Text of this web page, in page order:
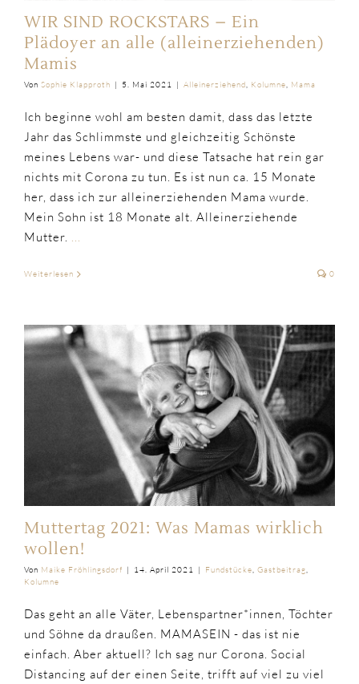
WIR SIND ROCKSTARS – Ein
Plädoyer an alle (alleinerziehenden)
Mamis
Von Sophie Klapproth | 5. Mai 2021 | Alleinerziehend, Kolumne, Mama
Ich beginne wohl am besten damit, dass das letzte
Jahr das Schlimmste und gleichzeitig Schönste
meines Lebens war- und diese Tatsache hat rein gar
nichts mit Corona zu tun. Es ist nun ca. 15 Monate
her, dass ich zur alleinerziehenden Mama wurde.
Mein Sohn ist 18 Monate alt. Alleinerziehende
Mutter. ...
Weiterlesen 0
Muttertag 2021: Was Mamas wirklich
wollen!
Von Maike Fröhlingsdorf | 14. April 2021 | Fundstücke, Gastbeitrag,
Kolumne
Das geht an alle Väter, Lebenspartner*innen, Töchter
und Söhne da draußen. MAMASEIN - das ist nie
einfach. Aber aktuell? Ich sag nur Corona. Social
Distancing auf der einen Seite, trifft auf viel zu viel